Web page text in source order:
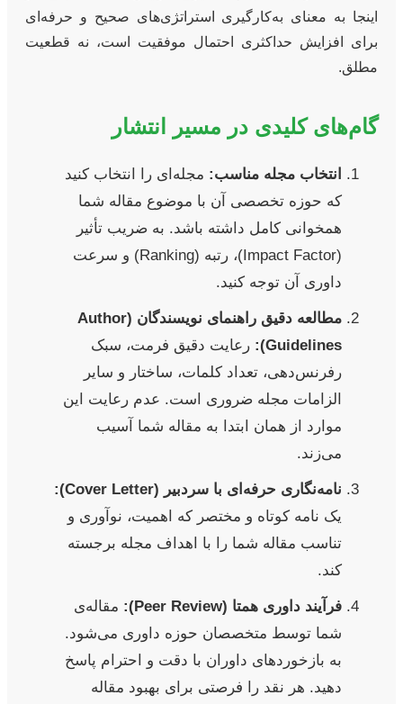
اینجا به معنای به‌کارگیری استراتژی‌های صحیح و حرفه‌ای
برای افزایش حداکثری احتمال موفقیت است، نه قطعیت
مطلق.
گام‌های کلیدی در مسیر انتشار
انتخاب مجله مناسب: مجله‌ای را انتخاب کنید
که حوزه تخصصی آن با موضوع مقاله شما
همخوانی کامل داشته باشد. به ضریب تأثیر
(Impact Factor)، رتبه (Ranking) و سرعت
داوری آن توجه کنید.
مطالعه دقیق راهنمای نویسندگان (Author
Guidelines):
رعایت دقیق فرمت، سبک
رفرنس‌دهی، تعداد کلمات، ساختار و سایر
الزامات مجله ضروری است. عدم رعایت این
موارد از همان ابتدا به مقاله شما آسیب
می‌زند.
نامه‌نگاری حرفه‌ای با سردبیر (Cover Letter):
یک نامه کوتاه و مختصر که اهمیت، نوآوری و
تناسب مقاله شما را با اهداف مجله برجسته
کند.
فرآیند داوری همتا (Peer Review):
مقاله‌ی
شما توسط متخصصان حوزه داوری می‌شود.
به بازخوردهای داوران با دقت و احترام پاسخ
دهید. هر نقد را فرصتی برای بهبود مقاله